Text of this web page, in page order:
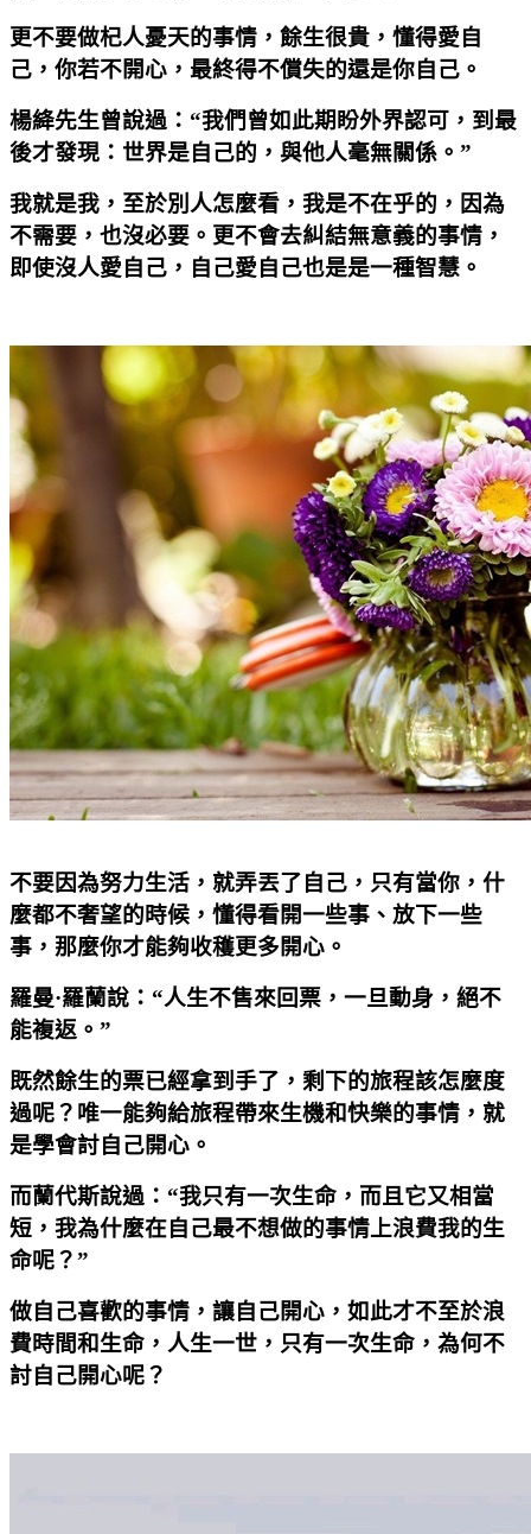
更不要做杞人憂天的事情，餘生很貴，懂得愛自
己，你若不開心，最終得不償失的還是你自己。
楊絳先生曾說過：“我們曾如此期盼外界認可，到最
後才發現：世界是自己的，與他人毫無關係。”
我就是我，至於別人怎麼看，我是不在乎的，因為
不需要，也沒必要。更不會去糾結無意義的事情，
即使沒人愛自己，自己愛自己也是是一種智慧。
不要因為努力生活，就弄丟了自己，只有當你，什
麼都不奢望的時候，懂得看開一些事、放下一些
事，那麼你才能夠收穫更多開心。
羅曼·羅蘭說：“人生不售來回票，一旦動身，絕不
能複返。”
既然餘生的票已經拿到手了，剩下的旅程該怎麼度
過呢？唯一能夠給旅程帶來生機和快樂的事情，就
是學會討自己開心。
而蘭代斯說過：“我只有一次生命，而且它又相當
短，我為什麼在自己最不想做的事情上浪費我的生
命呢？”
做自己喜歡的事情，讓自己開心，如此才不至於浪
費時間和生命，人生一世，只有一次生命，為何不
討自己開心呢？